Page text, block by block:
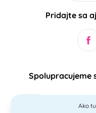
Pridajte sa
Spolupracujeme
Ako